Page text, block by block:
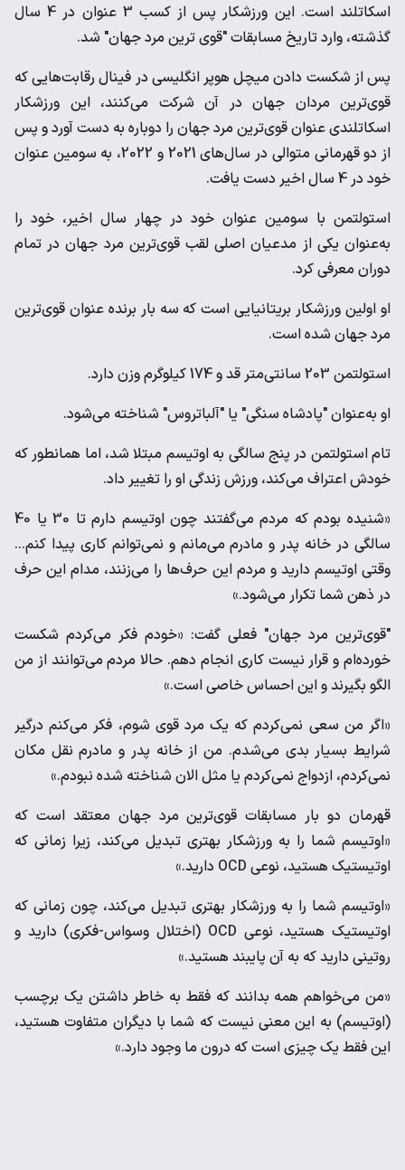
اسکاتلند است. این ورزشکار پس از کسب 3 عنوان در 4 سال
گذشته، وارد تاریخ مسابقات "قوی ترین مرد جهان" شد.
پس از شکست دادن میچل هوپر انگلیسی در فینال رقابت‌هایی که
قوی‌ترین مردان جهان در آن شرکت می‌کنند، این ورزشکار
اسکاتلندی عنوان قوی‌ترین مرد جهان را دوباره به دست آورد و پس
از دو قهرمانی متوالی در سال‌های 2021 و 2022، به سومین عنوان
خود در 4 سال اخیر دست یافت.
استولتمن با سومین عنوان خود در چهار سال اخیر، خود را
به‌عنوان یکی از مدعیان اصلی لقب قوی‌ترین مرد جهان در تمام
دوران معرفی کرد.
او اولین ورزشکار بریتانیایی است که سه بار برنده عنوان قوی‌ترین
مرد جهان شده است.
استولتمن 203 سانتی‌متر قد و 174 کیلوگرم وزن دارد.
او به‌عنوان "پادشاه سنگی" یا "آلباتروس" شناخته می‌شود.
تام استولتمن در پنج سالگی به اوتیسم مبتلا شد، اما همانطور که
خودش اعتراف می‌کند، ورزش زندگی او را تغییر داد.
«شنیده بودم که مردم می‌گفتند چون اوتیسم دارم تا 30 یا 40
سالگی در خانه پدر و مادرم می‌مانم و نمی‌توانم کاری پیدا کنم...
وقتی اوتیسم دارید و مردم این حرف‌ها را می‌زنند، مدام این حرف
در ذهن شما تکرار می‌شود.»
"قوی‌ترین مرد جهان" فعلی گفت: «خودم فکر می‌کردم شکست
خورده‌ام و قرار نیست کاری انجام دهم. حالا مردم می‌توانند از من
الگو بگیرند و این احساس خاصی است.»
«اگر من سعی نمی‌کردم که یک مرد قوی شوم، فکر می‌کنم درگیر
شرایط بسیار بدی می‌شدم. من از خانه پدر و مادرم نقل مکان
نمی‌کردم، ازدواج نمی‌کردم یا مثل الان شناخته شده نبودم.»
قهرمان دو بار مسابقات قوی‌ترین مرد جهان معتقد است که
«اوتیسم شما را به ورزشکار بهتری تبدیل می‌کند، زیرا زمانی که
اوتیستیک هستید، نوعی OCD دارید.»
«اوتیسم شما را به ورزشکار بهتری تبدیل می‌کند، چون زمانی که
اوتیستیک هستید، نوعی OCD (اختلال وسواس-فکری) دارید و
روتینی دارید که به آن پایبند هستید.»
«من می‌خواهم همه بدانند که فقط به خاطر داشتن یک برچسب
(اوتیسم) به این معنی نیست که شما با دیگران متفاوت هستید،
این فقط یک چیزی است که درون ما وجود دارد.»